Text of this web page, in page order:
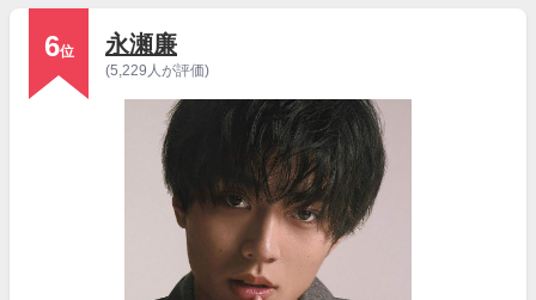
6位 永瀬廉
(5,229人が評価)